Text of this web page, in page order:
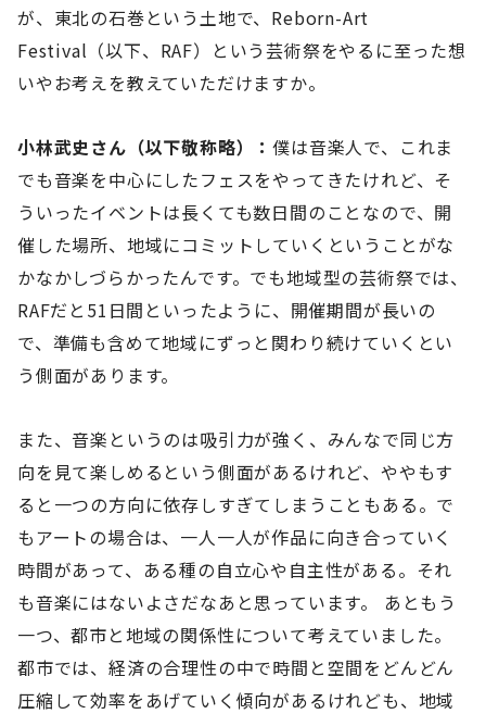
が、東北の石巻という土地で、Reborn-Art
Festival（以下、RAF）という芸術祭をやるに至った想
いやお考えを教えていただけますか。
小林武史さん（以下敬称略）：僕は音楽人で、これま
でも音楽を中心にしたフェスをやってきたけれど、そ
ういったイベントは長くても数日間のことなので、開
催した場所、地域にコミットしていくということがな
かなかしづらかったんです。でも地域型の芸術祭では、
RAFだと51日間といったように、開催期間が長いの
で、準備も含めて地域にずっと関わり続けていくとい
う側面があります。
また、音楽というのは吸引力が強く、みんなで同じ方
向を見て楽しめるという側面があるけれど、ややもす
ると一つの方向に依存しすぎてしまうこともある。で
もアートの場合は、一人一人が作品に向き合っていく
時間があって、ある種の自立心や自主性がある。それ
も音楽にはないよさだなあと思っています。 あともう
一つ、都市と地域の関係性について考えていました。
都市では、経済の合理性の中で時間と空間をどんどん
圧縮して効率をあげていく傾向があるけれども、地域